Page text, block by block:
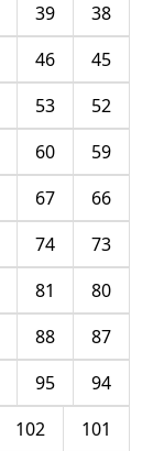
38
39
45
46
52
53
59
60
66
67
73
74
80
81
87
88
94
95
101
102